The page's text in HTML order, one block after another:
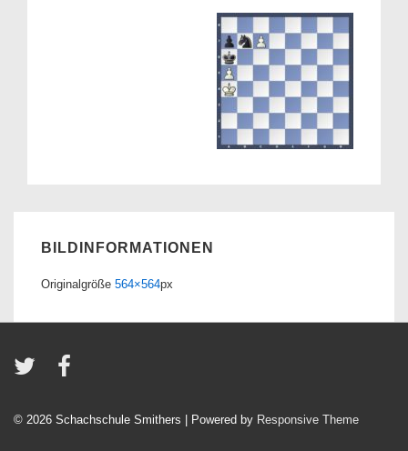
BILDINFORMATIONEN
Originalgröße 564×564px
© 2026 Schachschule Smithers | Powered by Responsive Theme